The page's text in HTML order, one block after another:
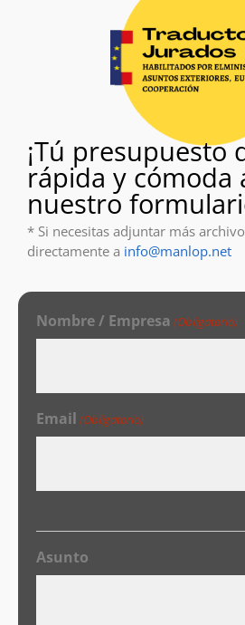
¡Tú presupuesto
rápida y cómoda
nuestro
* Si necesitas adjuntar más
directamente a info@manlop.net
Nombre / Empresa (Obligatorio)
Email (Obligatorio)
Asunto